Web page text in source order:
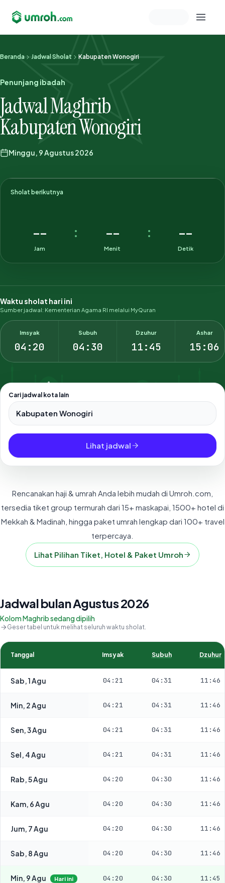
Memeriksa sesi akun
Beranda Jadwal Sholat Kabupaten Wonogiri
Penunjang ibadah
Jadwal Maghrib
Kabupaten Wonogiri
Minggu, 9 Agustus 2026
Sholat berikutnya
--
Jam
: --
Menit
: --
Detik
Waktu sholat hari ini
Sumber jadwal: Kementerian Agama RI melalui MyQuran
Imsyak
04:20
Subuh
04:30
Dzuhur
11:45
Ashar
15:06
Cari jadwal kota lain
Pilih salah satu dari 500+ kota dan kabupaten di Indonesia.
Lihat jadwal
Rencanakan haji & umrah Anda lebih mudah di Umroh.com,
tersedia tiket group termurah dari 15+ maskapai, 1500+ hotel di
Mekkah & Madinah, hingga paket umrah lengkap dari 100+ travel
terpercaya.
Lihat Pilihan Tiket, Hotel & Paket Umroh
Jadwal bulan Agustus 2026
Kolom Maghrib sedang dipilih
Geser tabel untuk melihat seluruh waktu sholat.
Tanggal Imsyak Subuh Dzuhur
Sab, 1 Agu 04:21 04:31 11:46
Min, 2 Agu 04:21 04:31 11:46
Sen, 3 Agu 04:21 04:31 11:46
Sel, 4 Agu 04:21 04:31 11:46
Rab, 5 Agu 04:20 04:30 11:46
Kam, 6 Agu 04:20 04:30 11:46
Jum, 7 Agu 04:20 04:30 11:46
Sab, 8 Agu 04:20 04:30 11:46
Min, 9 Agu Hari ini 04:20 04:30 11:45